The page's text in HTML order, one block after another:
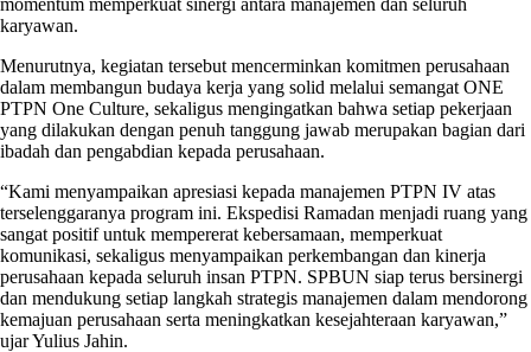
karyawan.
Menurutnya, kegiatan tersebut mencerminkan komitmen perusahaan
dalam membangun budaya kerja yang solid melalui semangat ONE
PTPN One Culture, sekaligus mengingatkan bahwa setiap pekerjaan
yang dilakukan dengan penuh tanggung jawab merupakan bagian dari
ibadah dan pengabdian kepada perusahaan.
“Kami menyampaikan apresiasi kepada manajemen PTPN IV atas
terselenggaranya program ini. Ekspedisi Ramadan menjadi ruang yang
sangat positif untuk mempererat kebersamaan, memperkuat
komunikasi, sekaligus menyampaikan perkembangan dan kinerja
perusahaan kepada seluruh insan PTPN. SPBUN siap terus bersinergi
dan mendukung setiap langkah strategis manajemen dalam mendorong
kemajuan perusahaan serta meningkatkan kesejahteraan karyawan,”
ujar Yulius Jahin.